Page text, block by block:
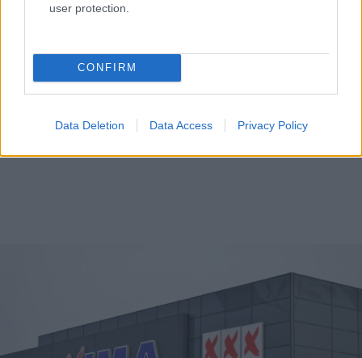
user protection.
CONFIRM
Data Deletion Data Access Privacy Policy